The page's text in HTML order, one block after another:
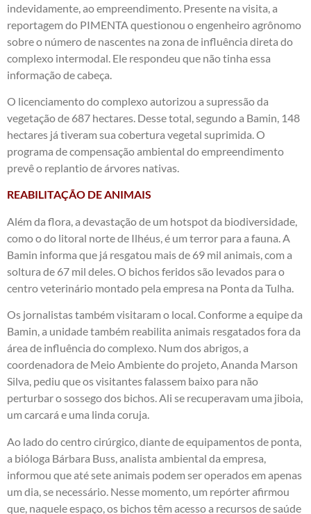
indevidamente, ao empreendimento. Presente na visita, a
reportagem do PIMENTA questionou o engenheiro agrônomo
sobre o número de nascentes na zona de influência direta do
complexo intermodal. Ele respondeu que não tinha essa
informação de cabeça.
O licenciamento do complexo autorizou a supressão da
vegetação de 687 hectares. Desse total, segundo a Bamin, 148
hectares já tiveram sua cobertura vegetal suprimida. O
programa de compensação ambiental do empreendimento
prevê o replantio de árvores nativas.
REABILITAÇÃO DE ANIMAIS
Além da flora, a devastação de um hotspot da biodiversidade,
como o do litoral norte de Ilhéus, é um terror para a fauna. A
Bamin informa que já resgatou mais de 69 mil animais, com a
soltura de 67 mil deles. O bichos feridos são levados para o
centro veterinário montado pela empresa na Ponta da Tulha.
Os jornalistas também visitaram o local. Conforme a equipe da
Bamin, a unidade também reabilita animais resgatados fora da
área de influência do complexo. Num dos abrigos, a
coordenadora de Meio Ambiente do projeto, Ananda Marson
Silva, pediu que os visitantes falassem baixo para não
perturbar o sossego dos bichos. Ali se recuperavam uma jiboia,
um carcará e uma linda coruja.
Ao lado do centro cirúrgico, diante de equipamentos de ponta,
a bióloga Bárbara Buss, analista ambiental da empresa,
informou que até sete animais podem ser operados em apenas
um dia, se necessário. Nesse momento, um repórter afirmou
que, naquele espaço, os bichos têm acesso a recursos de saúde